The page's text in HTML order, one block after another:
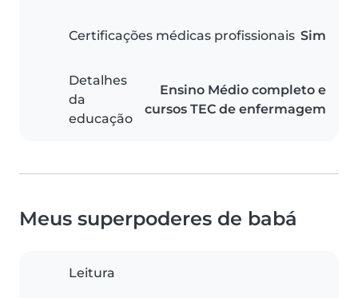
Certificações médicas profissionais Sim
Detalhes
da
educação
Ensino Médio completo e
cursos TEC de enfermagem
Meus superpoderes de babá
Leitura